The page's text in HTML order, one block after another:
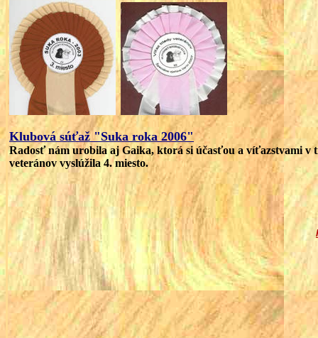
Klubová súťaž "Suka roka 2006"
Radosť nám urobila aj Gaika, ktorá si účasťou a víťazstvami v
veteránov vyslúžila 4. miesto.